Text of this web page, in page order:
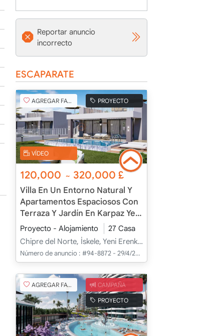
Reportar anuncio
incorrecto
ESCAPARATE
AGREGAR FAVORITO PROYECTO
VÍDEO
120,000 ~ 320,000£
Villa En Un Entorno Natural Y
Apartamentos Espaciosos Con
Terraza Y Jardín En Karpaz Yeni
Erenköy, İskele, Chipre
Proyecto - Alojamiento
27 Casa
Chipre del Norte, İskele, Yeni Erenköy, Merkez - Merkez
Número de anuncio : #94-8872 - 29/4/2025
AGREGAR FAVORITO CAMPAÑA
PROYECTO